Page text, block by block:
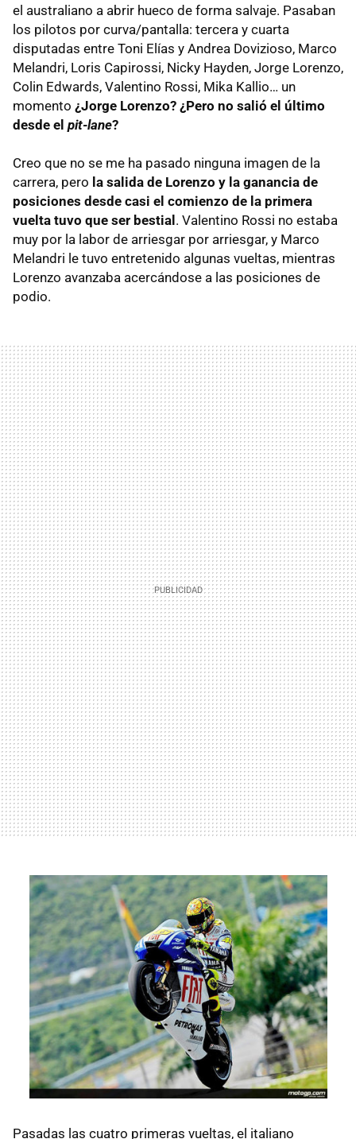
el australiano a abrir hueco de forma salvaje. Pasaban
los pilotos por curva/pantalla: tercera y cuarta
disputadas entre Toni Elías y Andrea Dovizioso, Marco
Melandri, Loris Capirossi, Nicky Hayden, Jorge Lorenzo,
Colin Edwards, Valentino Rossi, Mika Kallio… un
momento ¿Jorge Lorenzo? ¿Pero no salió el último
desde el pit-lane?
Creo que no se me ha pasado ninguna imagen de la
carrera, pero la salida de Lorenzo y la ganancia de
posiciones desde casi el comienzo de la primera
vuelta tuvo que ser bestial. Valentino Rossi no estaba
muy por la labor de arriesgar por arriesgar, y Marco
Melandri le tuvo entretenido algunas vueltas, mientras
Lorenzo avanzaba acercándose a las posiciones de
podio.
Pasadas las cuatro primeras vueltas, el italiano